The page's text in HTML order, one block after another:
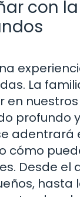
con
La
en
profundo
cómo
Desde
hasta